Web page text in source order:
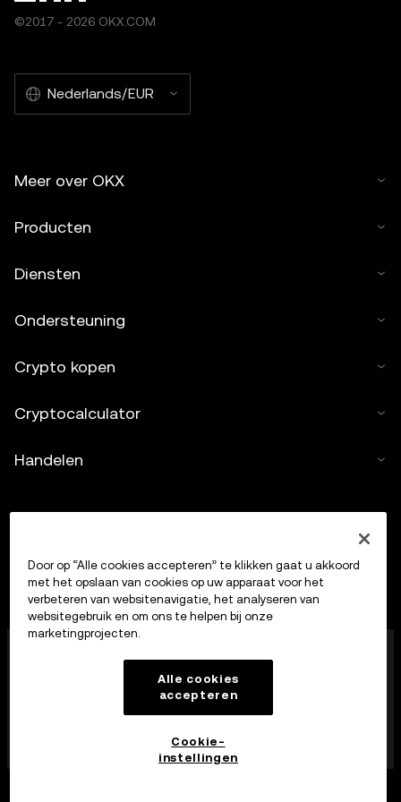
©2017 - 2026 OKX.COM
Nederlands/EUR
Meer over OKX
Producten
Diensten
Ondersteuning
Crypto kopen
Cryptocalculator
Handelen
opereert, is nu een handelsplatform voor crypto-
bezittingen dat door de MFSA is geautoriseerd als
aanbieder van diensten op het gebied van crypto-
bezittingen op grond van artikel 28 van de Markets in
Crypto-Assets Act (hoofdstuk 647 van de Maltese
Door op “Alle cookies accepteren” te klikken gaat u akkoord
met het opslaan van cookies op uw apparaat voor het
verbeteren van websitenavigatie, het analyseren van
websitegebruik en om ons te helpen bij onze
marketingprojecten.
Alle cookies
accepteren
Cookie-
instellingen